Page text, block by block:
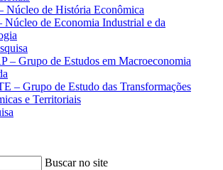
Núcleo de História Econômica
de Economia Industrial e da
– Grupo de Estudos em Macroeconomia
– Grupo de Estudo das Transformações
e Territoriais
Buscar no site